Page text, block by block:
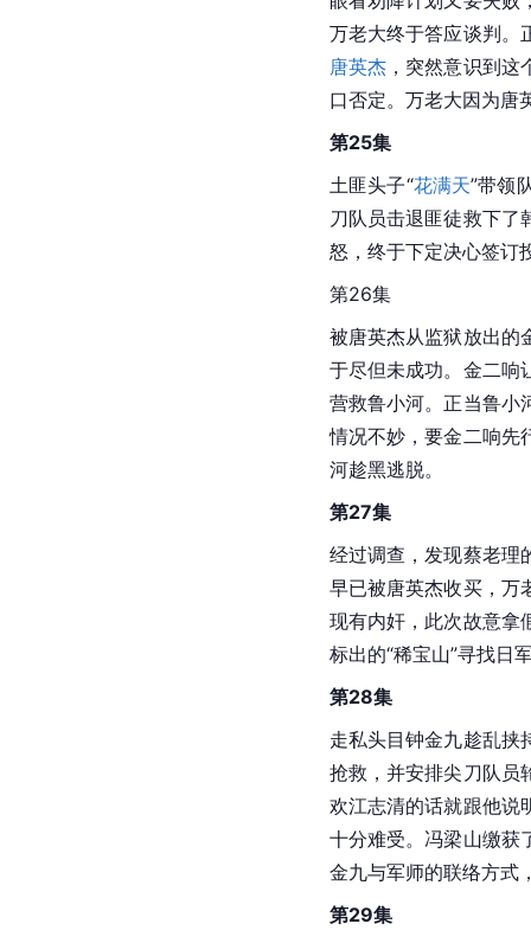
万老大终于答应谈判。
唐英杰 ，突然意识到
口否定。万老大因为唐
第25集
土匪头子“花满天”带领
刀队员击退匪徒救下了
怒，终于下定决心签订
第26集
被唐英杰从监狱放出的
于尽但未成功。金二响
营救鲁小河。正当鲁小
情况不妙，要金二响先
河趁黑逃脱。
第27集
经过调查，发现蔡老理
早已被唐英杰收买，万
现有内奸，此次故意拿
标出的“稀宝山”寻找日
第28集
走私头目钟金九趁乱挟
抢救，并安排尖刀队员
欢江志清的话就跟他说
十分难受。冯梁山缴获
金九与军师的联络方式
第29集